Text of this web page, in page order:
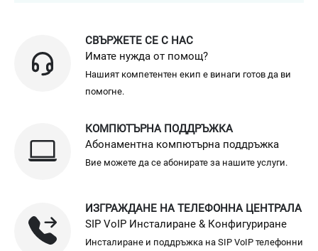
СВЪРЖЕТЕ СЕ С НАС
Имате нужда от помощ?
Нашият компетентен екип е винаги готов да ви
помогне.
КОМПЮТЪРНА ПОДДРЪЖКА
Абонаментна компютърна поддръжка
Вие можете да се абонирате за нашите услуги.
ИЗГРАЖДАНЕ НА ТЕЛЕФОННА ЦЕНТРАЛА
SIP VoIP Инсталиране & Конфигуриране
Инсталиране и поддръжка на SIP VoIP телефонни